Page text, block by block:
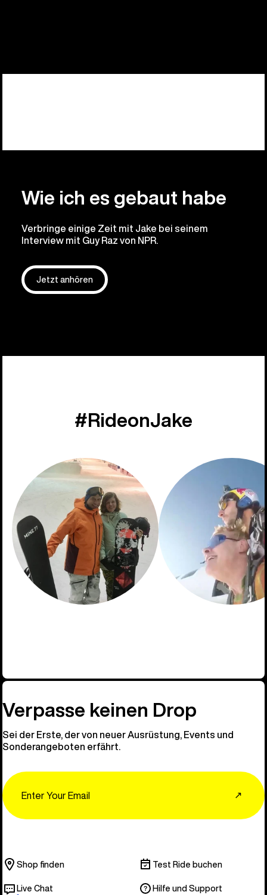
Wie ich es gebaut habe
Verbringe einige Zeit mit Jake bei seinem
Interview mit Guy Raz von NPR.
Jetzt anhören
#RideonJake
Verpasse keinen Drop
Sei der Erste, der von neuer Ausrüstung, Events und
Sonderangeboten erfährt.
↗
Shop finden Test Ride buchen
Live Chat Hilfe und Support